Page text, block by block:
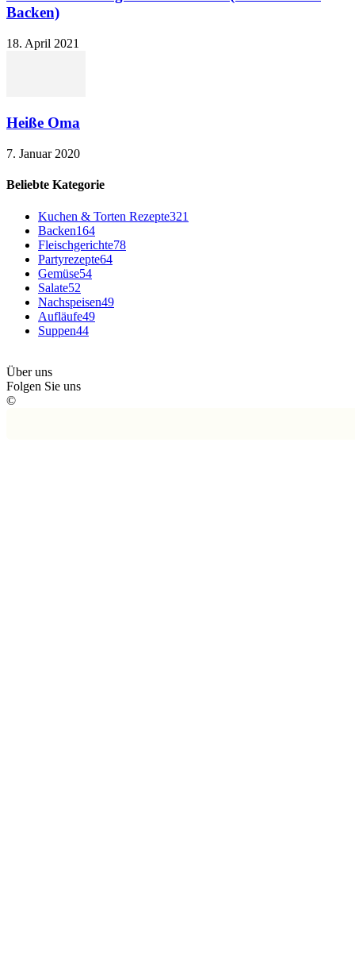
Backen)
18. April 2021
Heiße Oma
7. Januar 2020
Beliebte Kategorie
Kuchen & Torten Rezepte321
Backen164
Fleischgerichte78
Partyrezepte64
Gemüse54
Salate52
Nachspeisen49
Aufläufe49
Suppen44
Über uns
Folgen Sie uns
©